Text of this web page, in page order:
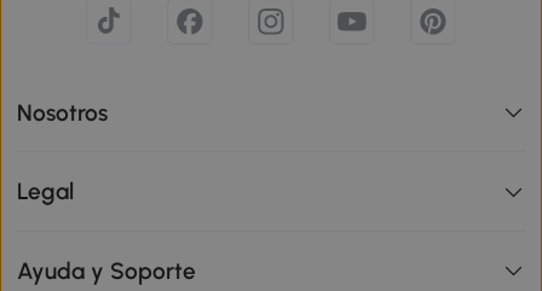
Nosotros
Legal
Ayuda y Soporte